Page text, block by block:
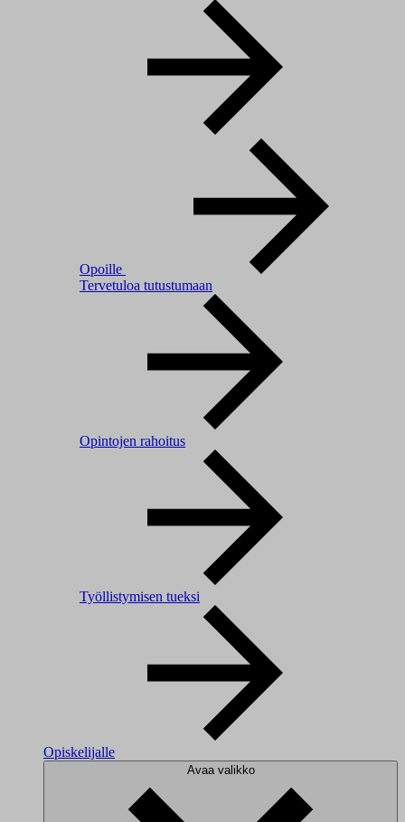
Opoille
Tervetuloa tutustumaan
Opintojen rahoitus
Työllistymisen tueksi
Opiskelijalle
Avaa valikko